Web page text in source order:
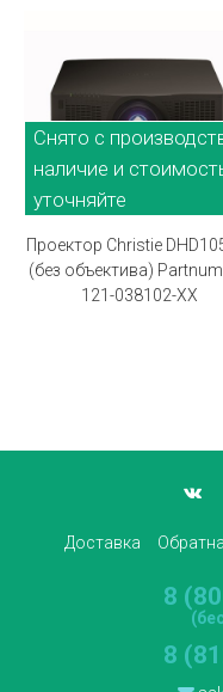
Снято с
наличие и
уточняйте
Проектор Christie
(без объектива)
121-038102-XX
Доставка
8
8